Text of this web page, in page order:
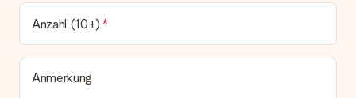
Anzahl (10+)
Anmerkung